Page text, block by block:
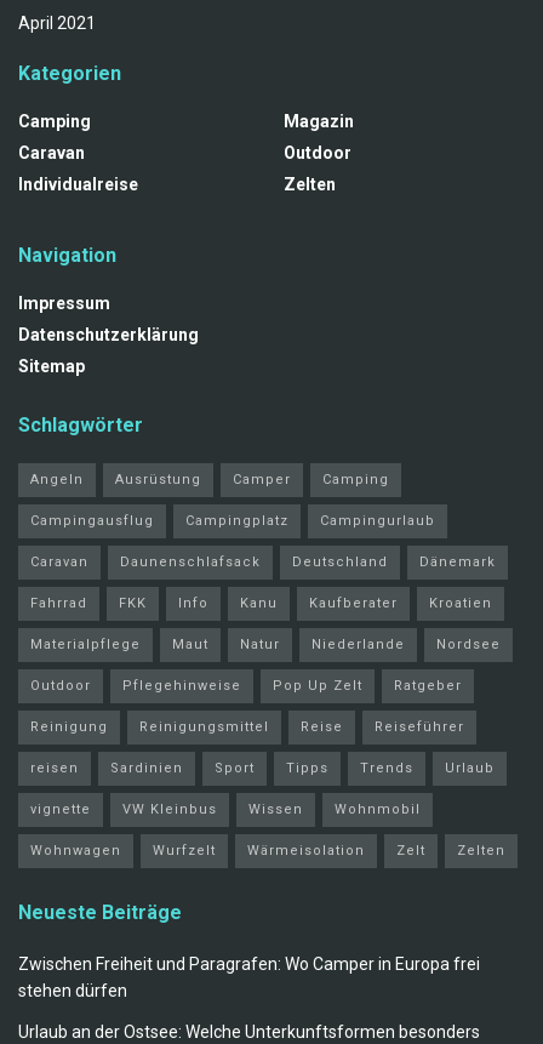
April 2021
Kategorien
Camping
Caravan
Individualreise
Magazin
Outdoor
Zelten
Navigation
Impressum
Datenschutzerklärung
Sitemap
Schlagwörter
Angeln Ausrüstung Camper Camping
Campingausflug Campingplatz Campingurlaub
Caravan Daunenschlafsack Deutschland Dänemark
Fahrrad FKK Info Kanu Kaufberater Kroatien
Materialpflege Maut Natur Niederlande Nordsee
Outdoor Pflegehinweise Pop Up Zelt Ratgeber
Reinigung Reinigungsmittel Reise Reiseführer
reisen Sardinien Sport Tipps Trends Urlaub
vignette VW Kleinbus Wissen Wohnmobil
Wohnwagen Wurfzelt Wärmeisolation Zelt Zelten
Neueste Beiträge
Zwischen Freiheit und Paragrafen: Wo Camper in Europa frei
stehen dürfen
Urlaub an der Ostsee: Welche Unterkunftsformen besonders